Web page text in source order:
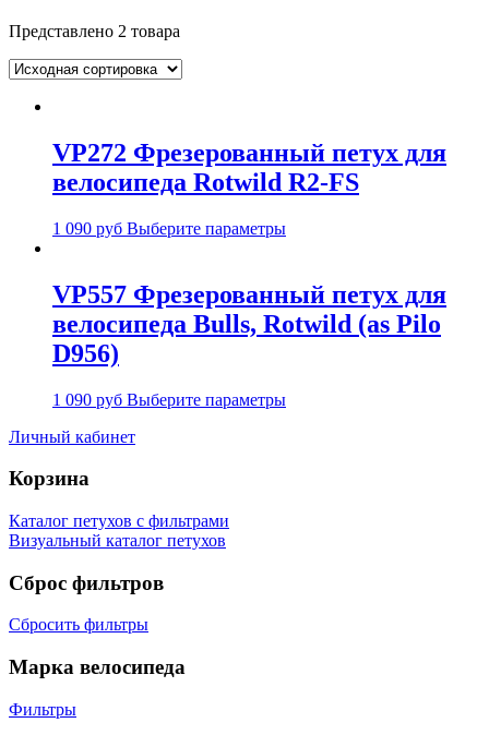
Представлено 2 товара
VP272 Фрезерованный петух для
велосипеда Rotwild R2-FS
1 090 руб Выберите параметры
VP557 Фрезерованный петух для
велосипеда Bulls, Rotwild (as Pilo
D956)
1 090 руб Выберите параметры
Личный кабинет
Корзина
Каталог петухов с фильтрами
Визуальный каталог петухов
Сброс фильтров
Сбросить фильтры
Марка велосипеда
Фильтры